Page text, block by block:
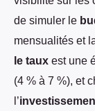
de simuler le
mensualités et
le taux est une
(4 % à 7 %), et
l’